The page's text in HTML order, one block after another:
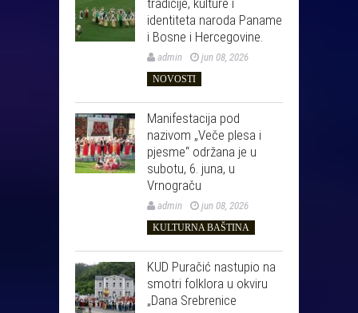
identiteta naroda Paname
i Bosne i Hercegovine.
admin jun 08, 2026
NOVOSTI
Manifestacija pod
nazivom „Veče plesa i
pjesme“ održana je u
subotu, 6. juna, u
Vrnograču
admin jun 08, 2026
KULTURNA BAŠTINA
KUD Puračić nastupio na
smotri folklora u okviru
„Dana Srebrenice